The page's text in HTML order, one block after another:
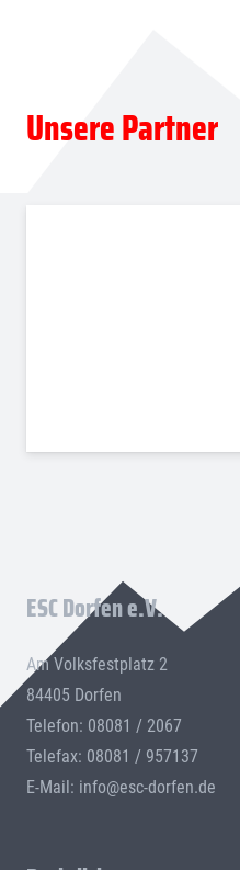
Unsere Partner
ESC Dorfen e.V.
Am Volksfestplatz 2
84405 Dorfen
Telefon: 08081 / 2067
Telefax: 08081 / 957137
E-Mail: info@esc-dorfen.de